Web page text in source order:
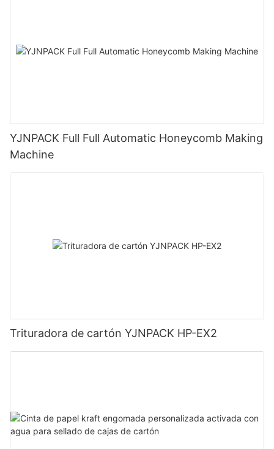
YJNPACK Full Full Automatic Honeycomb Making
Machine
Trituradora de cartón YJNPACK HP-EX2